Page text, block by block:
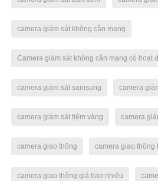
camera giám sát không cần mạng
Camera giám sát không cần mạng có hoạt
camera giám sát samsung camera
camera giám sát tiệm vàng camera
camera giao thông camera giao thông
camera giao thông giá bao nhiêu